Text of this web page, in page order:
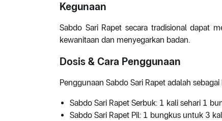
Kegunaan
Sabdo Sari Rapet secara tradisional dapat
kewanitaan dan menyegarkan badan.
Dosis & Cara Penggunaan
Penggunaan Sabdo Sari Rapet adalah sebagai
Sabdo Sari Rapet Serbuk: 1 kali sehari 1
Sabdo Sari Rapet Pil: 1 bungkus untuk 3